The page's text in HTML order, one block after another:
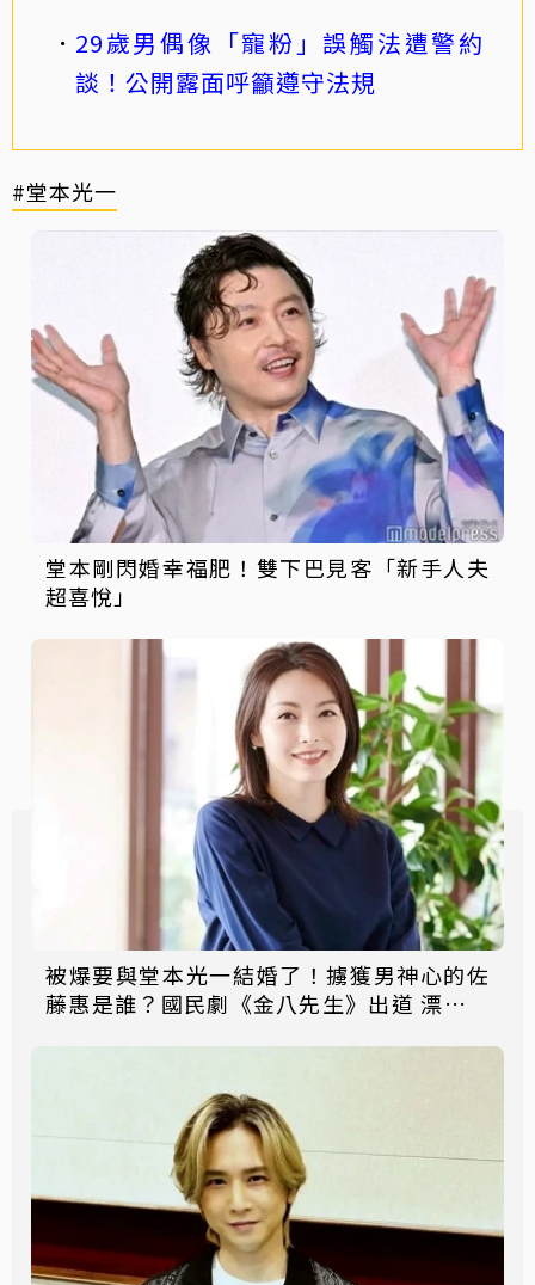
29歲男偶像「寵粉」誤觸法遭警約
談！公開露面呼籲遵守法規
#堂本光一
堂本剛閃婚幸福肥！雙下巴見客「新手人夫
超喜悅」
被爆要與堂本光一結婚了！擄獲男神心的佐
藤惠是誰？國民劇《金八先生》出道 漂亮又